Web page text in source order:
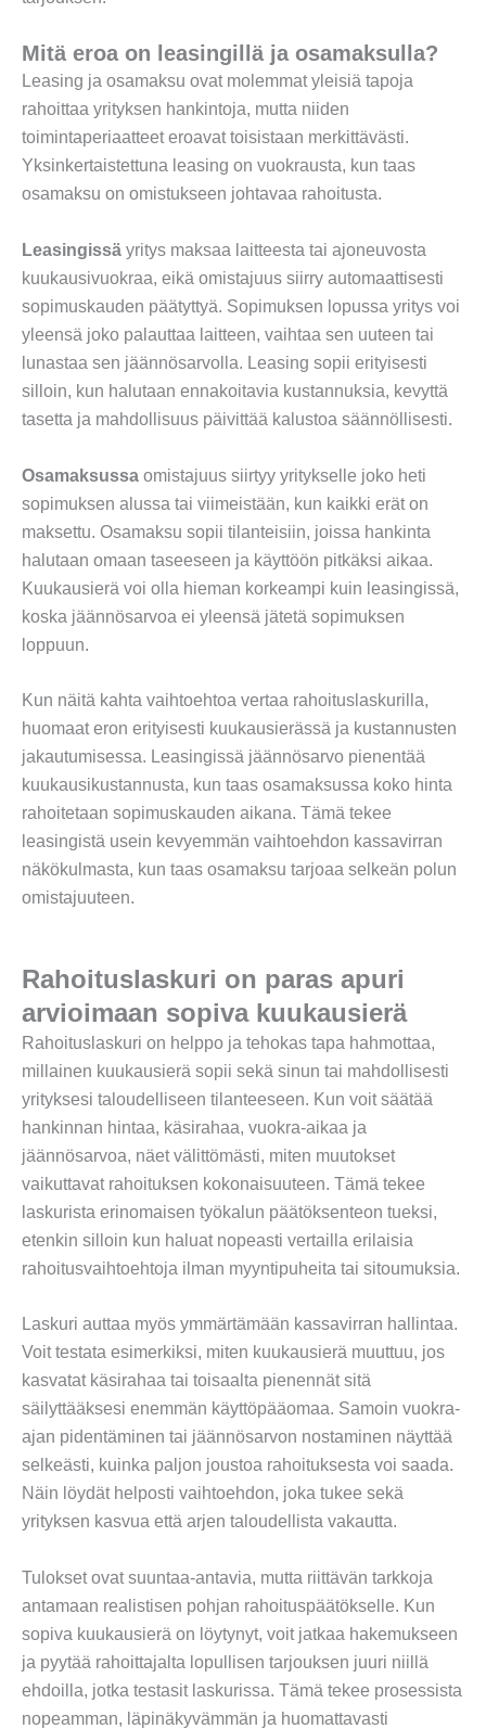
Mitä eroa on leasingillä ja osamaksulla?
Leasing ja osamaksu ovat molemmat yleisiä tapoja
rahoittaa yrityksen hankintoja, mutta niiden
toimintaperiaatteet eroavat toisistaan merkittävästi.
Yksinkertaistettuna leasing on vuokrausta, kun taas
osamaksu on omistukseen johtavaa rahoitusta.
Leasingissä yritys maksaa laitteesta tai ajoneuvosta
kuukausivuokraa, eikä omistajuus siirry automaattisesti
sopimuskauden päätyttyä. Sopimuksen lopussa yritys voi
yleensä joko palauttaa laitteen, vaihtaa sen uuteen tai
lunastaa sen jäännösarvolla. Leasing sopii erityisesti
silloin, kun halutaan ennakoitavia kustannuksia, kevyttä
tasetta ja mahdollisuus päivittää kalustoa säännöllisesti.
Osamaksussa omistajuus siirtyy yritykselle joko heti
sopimuksen alussa tai viimeistään, kun kaikki erät on
maksettu. Osamaksu sopii tilanteisiin, joissa hankinta
halutaan omaan taseeseen ja käyttöön pitkäksi aikaa.
Kuukausierä voi olla hieman korkeampi kuin leasingissä,
koska jäännösarvoa ei yleensä jätetä sopimuksen
loppuun.
Kun näitä kahta vaihtoehtoa vertaa rahoituslaskurilla,
huomaat eron erityisesti kuukausierässä ja kustannusten
jakautumisessa. Leasingissä jäännösarvo pienentää
kuukausikustannusta, kun taas osamaksussa koko hinta
rahoitetaan sopimuskauden aikana. Tämä tekee
leasingistä usein kevyemmän vaihtoehdon kassavirran
näkökulmasta, kun taas osamaksu tarjoaa selkeän polun
omistajuuteen.
Rahoituslaskuri on paras apuri
arvioimaan sopiva kuukausierä
Rahoituslaskuri on helppo ja tehokas tapa hahmottaa,
millainen kuukausierä sopii sekä sinun tai mahdollisesti
yrityksesi taloudelliseen tilanteeseen. Kun voit säätää
hankinnan hintaa, käsirahaa, vuokra-aikaa ja
jäännösarvoa, näet välittömästi, miten muutokset
vaikuttavat rahoituksen kokonaisuuteen. Tämä tekee
laskurista erinomaisen työkalun päätöksenteon tueksi,
etenkin silloin kun haluat nopeasti vertailla erilaisia
rahoitusvaihtoehtoja ilman myyntipuheita tai sitoumuksia.
Laskuri auttaa myös ymmärtämään kassavirran hallintaa.
Voit testata esimerkiksi, miten kuukausierä muuttuu, jos
kasvatat käsirahaa tai toisaalta pienennät sitä
säilyttääksesi enemmän käyttöpääomaa. Samoin vuokra-
ajan pidentäminen tai jäännösarvon nostaminen näyttää
selkeästi, kuinka paljon joustoa rahoituksesta voi saada.
Näin löydät helposti vaihtoehdon, joka tukee sekä
yrityksen kasvua että arjen taloudellista vakautta.
Tulokset ovat suuntaa-antavia, mutta riittävän tarkkoja
antamaan realistisen pohjan rahoituspäätökselle. Kun
sopiva kuukausierä on löytynyt, voit jatkaa hakemukseen
ja pyytää rahoittajalta lopullisen tarjouksen juuri niillä
ehdoilla, jotka testasit laskurissa. Tämä tekee prosessista
nopeamman, läpinäkyvämmän ja huomattavasti